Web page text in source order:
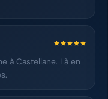
à Castellane. Là en